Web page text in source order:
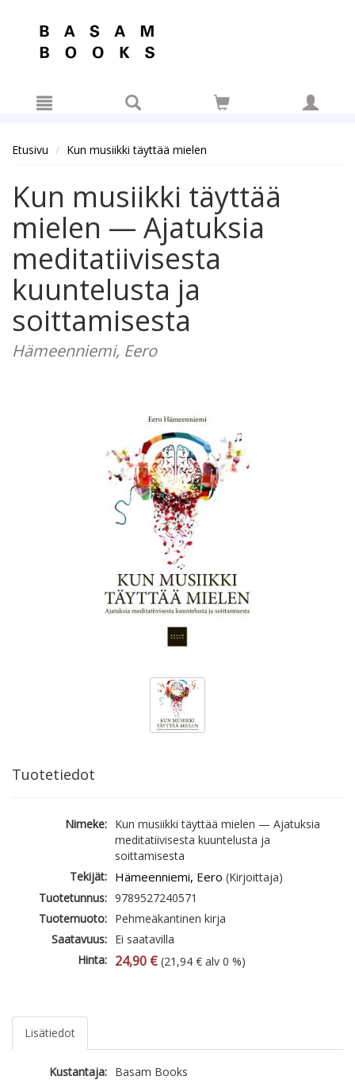
Etusivu Kun musiikki täyttää mielen
Kun musiikki täyttää
mielen — Ajatuksia
meditatiivisesta
kuuntelusta ja
soittamisesta
Hämeenniemi, Eero
Tuotetiedot
Nimeke: Kun musiikki täyttää mielen — Ajatuksia
meditatiivisesta kuuntelusta ja
soittamisesta
Tekijät: Hämeenniemi, Eero (Kirjoittaja)
Tuotetunnus: 9789527240571
Tuotemuoto: Pehmeäkantinen kirja
Saatavuus: Ei saatavilla
Hinta: 24,90 € (21,94 € alv 0 %)
Lisätiedot
Kustantaja: Basam Books